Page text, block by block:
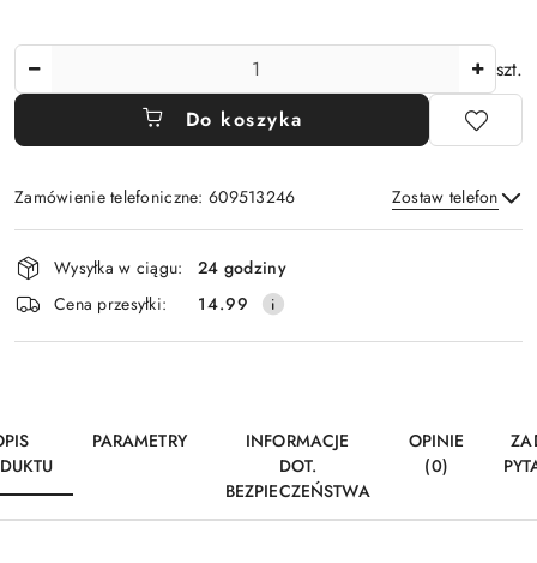
szt.
Do koszyka
Zamówienie telefoniczne: 609513246 Zostaw telefon
Wyślij
Dostępność
i
dostawa
Wysyłka w ciągu:
24 godziny
Cena przesyłki:
14.99
PARAMETRY
INFORMACJE
DOT.
BEZPIECZEŃSTWA
OPINIE
(0)